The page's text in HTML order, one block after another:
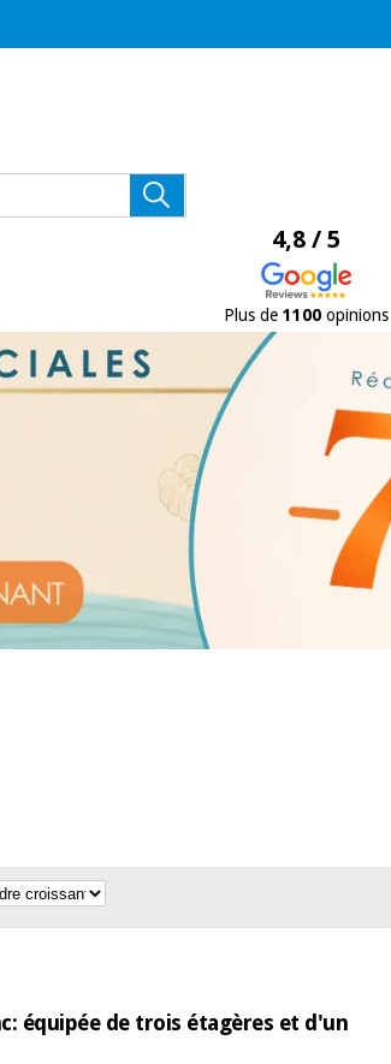
4,8 / 5
Plus de 1100opinions
équipée de trois étagères et d'un